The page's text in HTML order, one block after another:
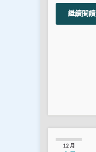
繼續閱讀
12 月